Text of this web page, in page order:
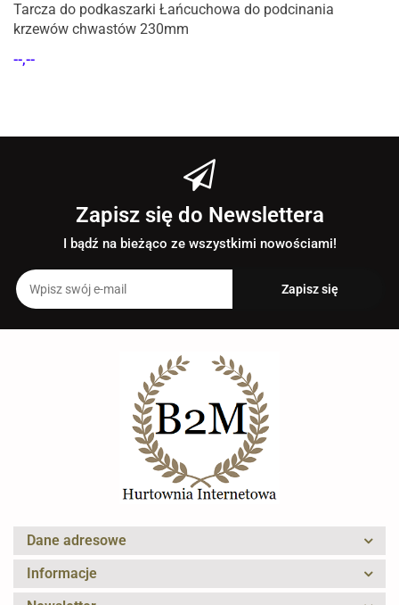
Tarcza do podkaszarki Łańcuchowa do podcinania
krzewów chwastów 230mm
--,--
Zapisz się do Newslettera
I bądź na bieżąco ze wszystkimi nowościami!
Dane adresowe
Informacje